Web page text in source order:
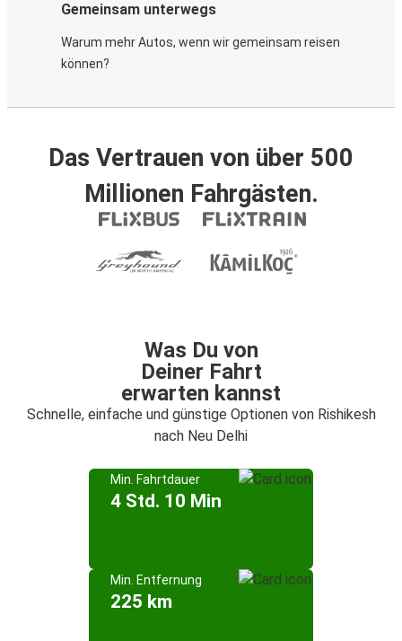
Gemeinsam unterwegs
Warum mehr Autos, wenn wir gemeinsam reisen
können?
Das Vertrauen von über 500
Millionen Fahrgästen.
Was Du von
Deiner Fahrt
erwarten kannst
Schnelle, einfache und günstige Optionen von Rishikesh
nach Neu Delhi
Min. Fahrtdauer
4 Std. 10 Min
Min. Entfernung
225 km